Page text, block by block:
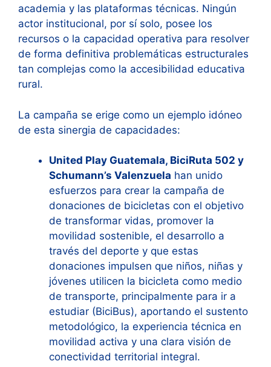
academia y las plataformas técnicas. Ningún
actor institucional, por sí solo, posee los
recursos o la capacidad operativa para resolver
de forma definitiva problemáticas estructurales
tan complejas como la accesibilidad educativa
rural.
La campaña se erige como un ejemplo idóneo
de esta sinergia de capacidades:
United Play Guatemala, BiciRuta 502 y
Schumann’s Valenzuela han unido
esfuerzos para crear la campaña de
donaciones de bicicletas con el objetivo
de transformar vidas, promover la
movilidad sostenible, el desarrollo a
través del deporte y que estas
donaciones impulsen que niños, niñas y
jóvenes utilicen la bicicleta como medio
de transporte, principalmente para ir a
estudiar (BiciBus), aportando el sustento
metodológico, la experiencia técnica en
movilidad activa y una clara visión de
conectividad territorial integral.